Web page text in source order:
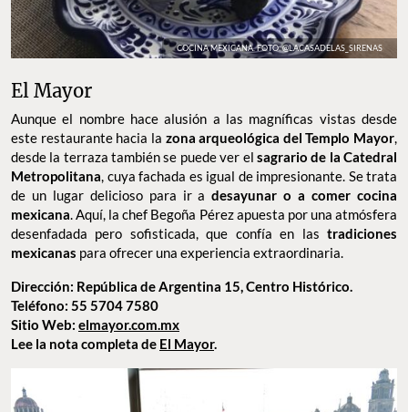
COCINA MEXICANA. FOTO: @LACASADELAS_SIRENAS
El Mayor
Aunque el nombre hace alusión a las magníficas vistas desde
este restaurante hacia lazona arqueológica del Templo Mayor,
desde la terraza también se puede ver elsagrario de la Catedral
Metropolitana, cuya fachada es igual de impresionante. Se trata
de un lugar delicioso para ir adesayunar o a comer cocina
mexicana . Aquí, la chef Begoña Pérez apuesta por una atmósfera
desenfadada pero sofisticada, que confía en las
mexicanaspara ofrecer una experiencia extraordinaria.
Dirección: República de Argentina 15, Centro Histórico.
Teléfono: 55 5704 7580